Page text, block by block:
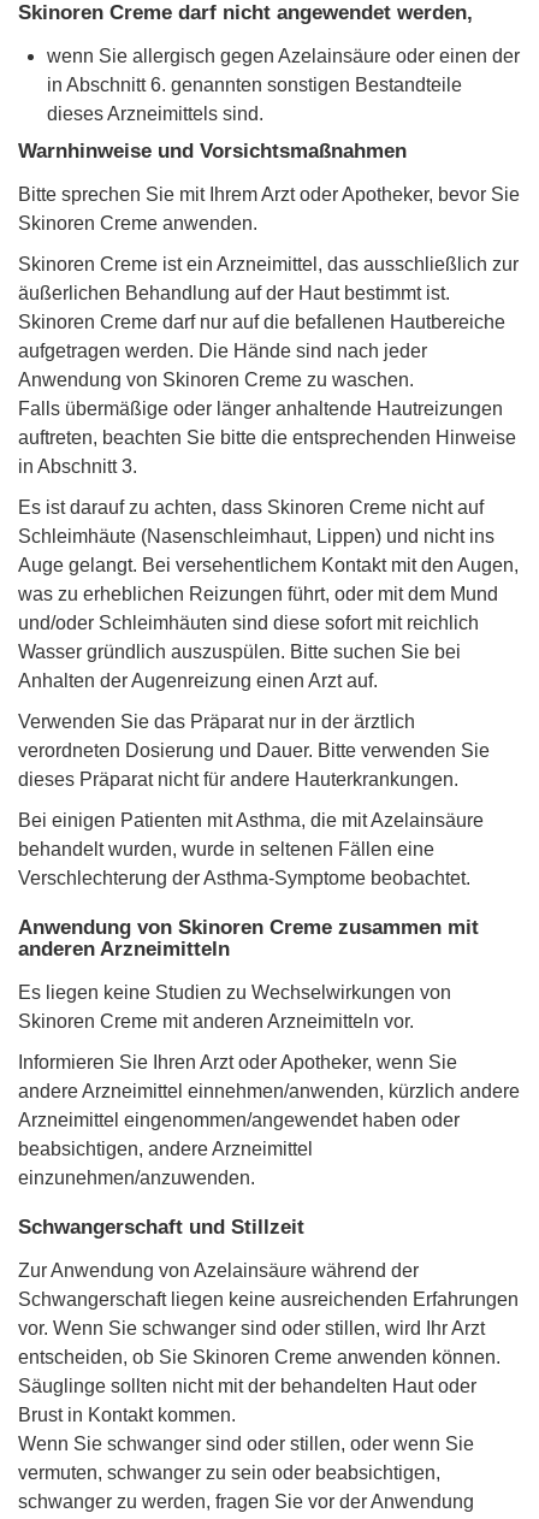
Skinoren Creme darf nicht angewendet werden,
wenn Sie allergisch gegen Azelainsäure oder einen der
in Abschnitt 6. genannten sonstigen Bestandteile
dieses Arzneimittels sind.
Warnhinweise und Vorsichtsmaßnahmen
Bitte sprechen Sie mit Ihrem Arzt oder Apotheker, bevor Sie
Skinoren Creme anwenden.
Skinoren Creme ist ein Arzneimittel, das ausschließlich zur
äußerlichen Behandlung auf der Haut bestimmt ist.
Skinoren Creme darf nur auf die befallenen Hautbereiche
aufgetragen werden. Die Hände sind nach jeder
Anwendung von Skinoren Creme zu waschen.
Falls übermäßige oder länger anhaltende Hautreizungen
auftreten, beachten Sie bitte die entsprechenden Hinweise
in Abschnitt 3.
Es ist darauf zu achten, dass Skinoren Creme nicht auf
Schleimhäute (Nasenschleimhaut, Lippen) und nicht ins
Auge gelangt. Bei versehentlichem Kontakt mit den Augen,
was zu erheblichen Reizungen führt, oder mit dem Mund
und/oder Schleimhäuten sind diese sofort mit reichlich
Wasser gründlich auszuspülen. Bitte suchen Sie bei
Anhalten der Augenreizung einen Arzt auf.
Verwenden Sie das Präparat nur in der ärztlich
verordneten Dosierung und Dauer. Bitte verwenden Sie
dieses Präparat nicht für andere Hauterkrankungen.
Bei einigen Patienten mit Asthma, die mit Azelainsäure
behandelt wurden, wurde in seltenen Fällen eine
Verschlechterung der Asthma-Symptome beobachtet.
Anwendung von Skinoren Creme zusammen mit
anderen Arzneimitteln
Es liegen keine Studien zu Wechselwirkungen von
Skinoren Creme mit anderen Arzneimitteln vor.
Informieren Sie Ihren Arzt oder Apotheker, wenn Sie
andere Arzneimittel einnehmen/anwenden, kürzlich andere
Arzneimittel eingenommen/angewendet haben oder
beabsichtigen, andere Arzneimittel
einzunehmen/anzuwenden.
Schwangerschaft und Stillzeit
Zur Anwendung von Azelainsäure während der
Schwangerschaft liegen keine ausreichenden Erfahrungen
vor. Wenn Sie schwanger sind oder stillen, wird Ihr Arzt
entscheiden, ob Sie Skinoren Creme anwenden können.
Säuglinge sollten nicht mit der behandelten Haut oder
Brust in Kontakt kommen.
Wenn Sie schwanger sind oder stillen, oder wenn Sie
vermuten, schwanger zu sein oder beabsichtigen,
schwanger zu werden, fragen Sie vor der Anwendung